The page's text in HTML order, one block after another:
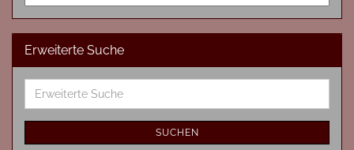
Erweiterte Suche
Erweiterte
Suche
SUCHEN